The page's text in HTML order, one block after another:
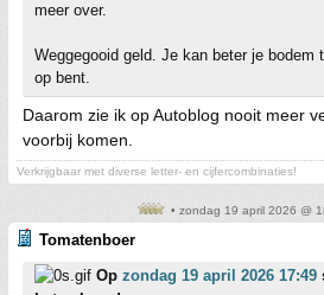
meer over.
Weggegooid geld. Je kan beter je bodem
op bent.
Daarom zie ik op Autoblog nooit meer
voorbij komen.
Verkrijgbaar met diverse letter- en cijfercombinaties!
• zondag 19 april 2026 @
Tomatenboer
Op zondag 19 april 2026 17:49